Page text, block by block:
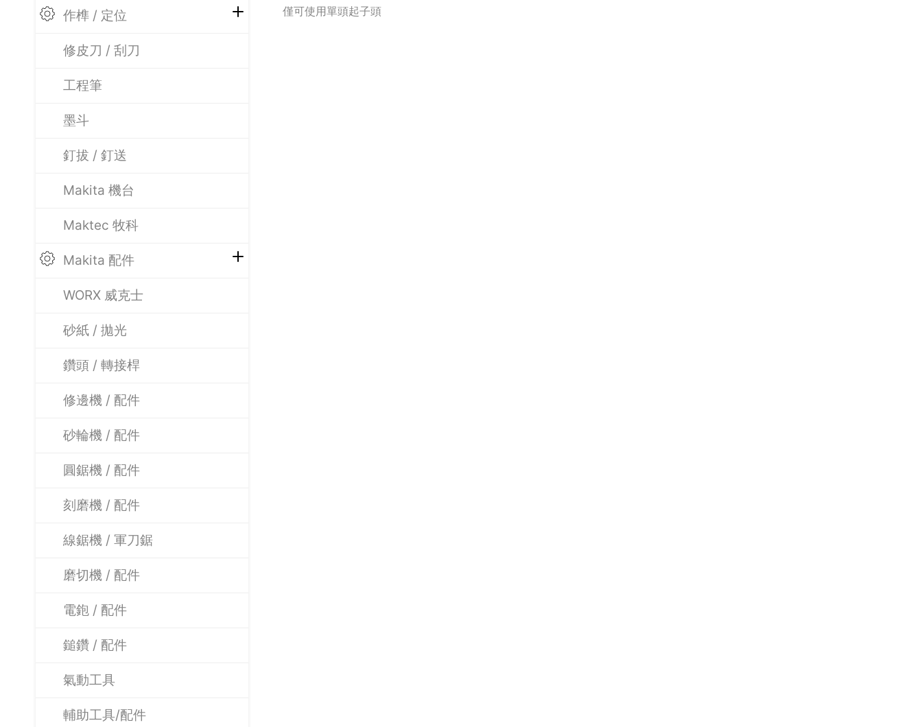
作榫 / 定位
修皮刀 / 刮刀
工程筆
墨斗
釘拔 / 釘送
Makita 機台
Maktec 牧科
Makita 配件
WORX 威克士
砂紙 / 拋光
鑽頭 / 轉接桿
修邊機 / 配件
砂輪機 / 配件
圓鋸機 / 配件
刻磨機 / 配件
線鋸機 / 軍刀鋸
磨切機 / 配件
電鉋 / 配件
鎚鑽 / 配件
氣動工具
輔助工具/配件
僅可使用單頭起子頭